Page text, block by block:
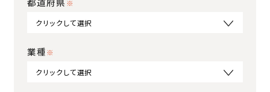
業種